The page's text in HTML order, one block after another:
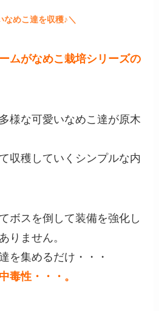
なめこ達を収穫♪＼
ムがなめこ栽培シリーズの
様な可愛いなめこ達が原木
収穫していくシンプルな内
ボスを倒して装備を強化し
りません。
を集めるだけ・・・
毒性・・・。